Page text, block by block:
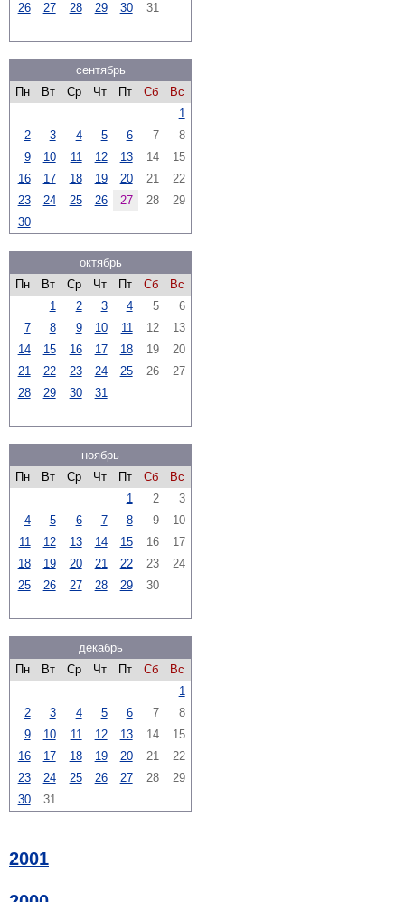
26
27 28 29 30 31
сентябрь
Пн
Вт Ср Чт Пт Сб
Вс
1
2
3 4 5 6 7
8
9
10 11 12 13 14
15
16
17 18 19 20 21
22
23
24 25 26 27 28
29
30
октябрь
Пн
Вт Ср Чт Пт Сб
Вс
1
2 3 4 5
6
7
8 9 10 11 12
13
14
15 16 17 18 19
20
21
22 23 24 25 26
27
28
29 30 31
ноябрь
Пн
Вт Ср Чт Пт Сб
Вс
1
2
3
4
5 6 7 8 9
10
11
12 13 14 15 16
17
18
19 20 21 22 23
24
25
26 27 28 29 30
декабрь
Пн
Вт Ср Чт Пт Сб
Вс
1
2
3 4 5 6 7
8
9
10 11 12 13 14
15
16
17 18 19 20 21
22
23
24 25 26 27 28
29
30
31
2001